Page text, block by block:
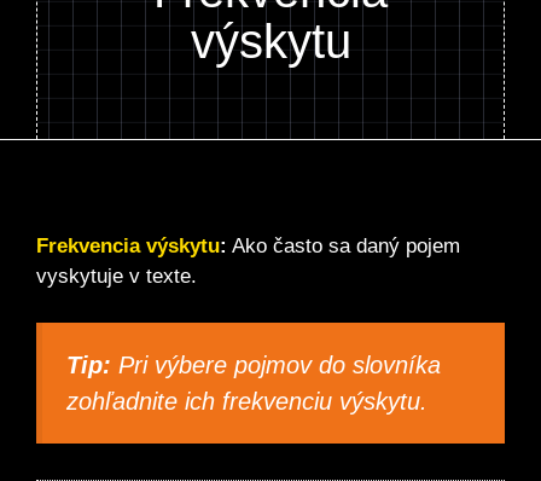
výskytu
Frekvencia výskytu: Ako často sa daný pojem
vyskytuje v texte.
Tip: Pri výbere pojmov do slovníka
zohľadnite ich frekvenciu výskytu.